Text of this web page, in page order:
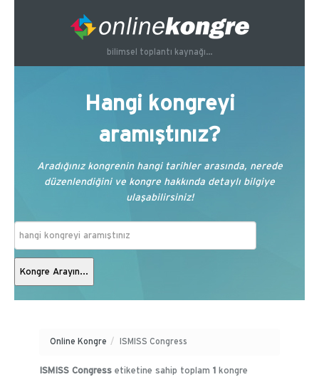
bilimsel toplantı kaynağı...
Hangi kongreyi
aramıştınız?
Aradığınız kongrenin hangi tarihler arasında, nerede
düzenlendiğini ve kongre hakkında detaylı bilgiye
ulaşabilirsiniz!
Online Kongre / ISMISS Congress
ISMISS Congress etiketine sahip toplam 1
kongre